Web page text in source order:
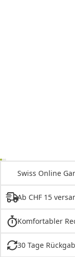
Swiss Online
Ab CHF 15
Komfortabler
30 Tage